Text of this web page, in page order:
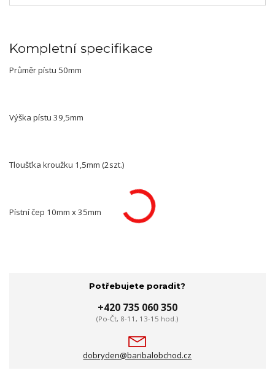
Kompletní specifikace
Průměr pístu 50mm
Výška pístu 39,5mm
Tloušťka kroužku 1,5mm (2szt.)
Pístní čep 10mm x 35mm
Potřebujete poradit?
+420 735 060 350
(Po-Čt, 8-11, 13-15 hod.)
dobryden@baribalobchod.cz